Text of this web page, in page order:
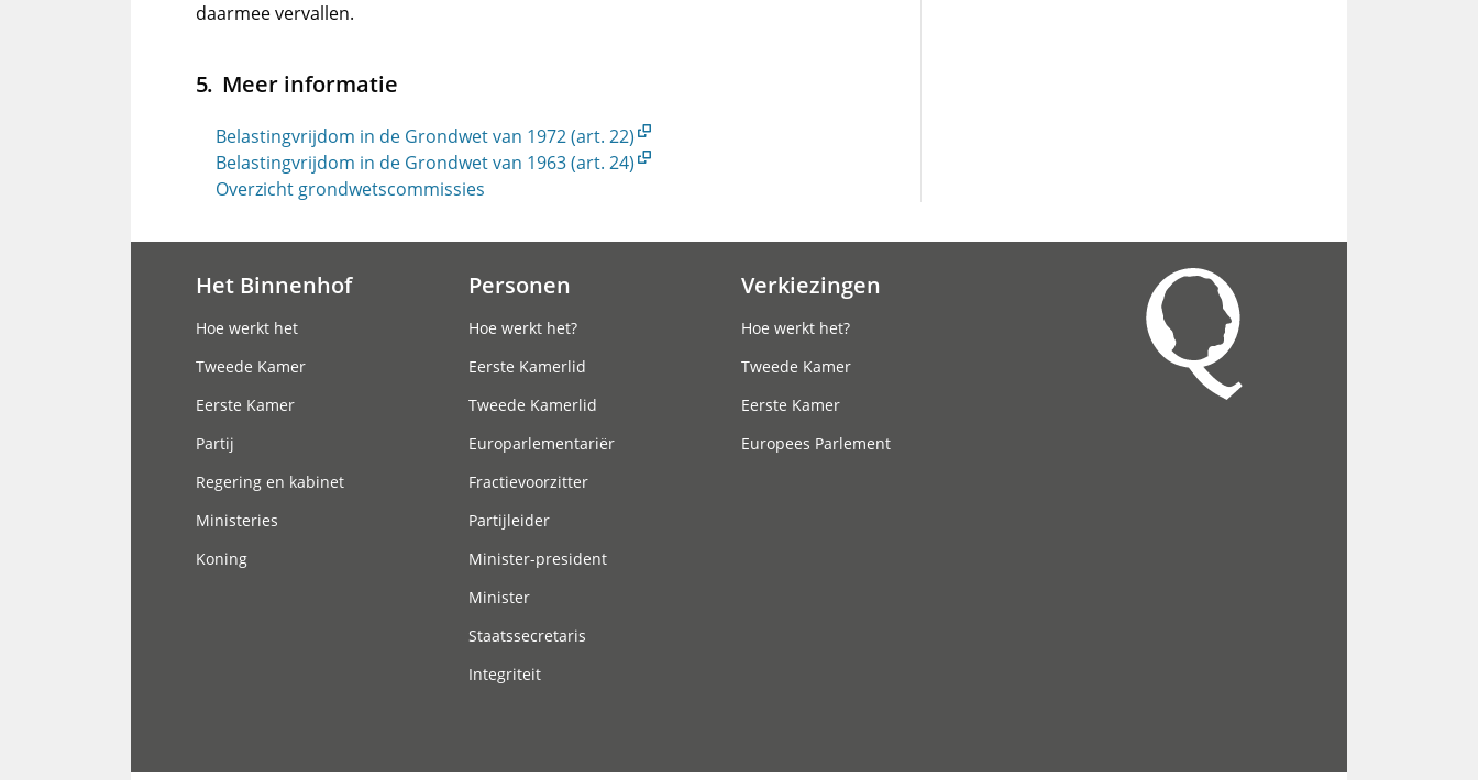
daarmee vervallen.
Meer informatie
Belastingvrijdom in de Grondwet van 1972 (art. 22)
Belastingvrijdom in de Grondwet van 1963 (art. 24)
Overzicht grondwetscommissies
Het Binnenhof
Hoe werkt het
Tweede Kamer
Eerste Kamer
Partij
Regering en kabinet
Ministeries
Koning
Personen
Hoe werkt het?
Eerste Kamerlid
Tweede Kamerlid
Europarlementariër
Fractievoorzitter
Partijleider
Minister-president
Minister
Staatssecretaris
Integriteit
Verkiezingen
Hoe werkt het?
Tweede Kamer
Eerste Kamer
Europees Parlement